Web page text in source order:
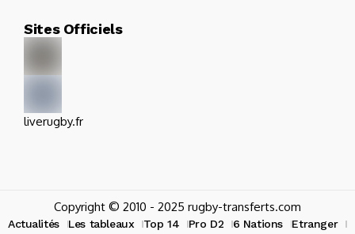
Sites Officiels
liverugby.fr
Copyright © 2010 - 2025 rugby-transferts.com
Actualités Les tableaux Top 14 Pro D2 6 Nations Etranger